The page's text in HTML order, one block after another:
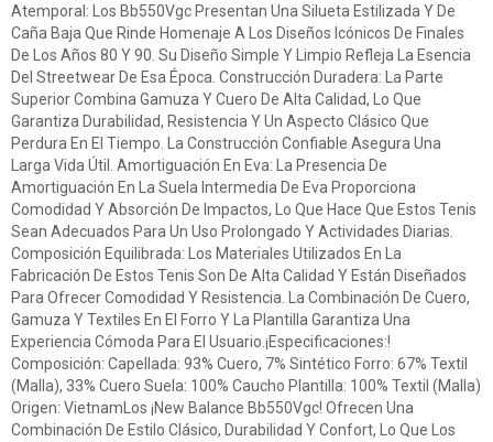
Atemporal: Los Bb550Vgc Presentan Una Silueta Estilizada Y De
Caña Baja Que Rinde Homenaje A Los Diseños Icónicos De Finales
De Los Años 80 Y 90. Su Diseño Simple Y Limpio Refleja La Esencia
Del Streetwear De Esa Época. Construcción Duradera: La Parte
Superior Combina Gamuza Y Cuero De Alta Calidad, Lo Que
Garantiza Durabilidad, Resistencia Y Un Aspecto Clásico Que
Perdura En El Tiempo. La Construcción Confiable Asegura Una
Larga Vida Útil. Amortiguación En Eva: La Presencia De
Amortiguación En La Suela Intermedia De Eva Proporciona
Comodidad Y Absorción De Impactos, Lo Que Hace Que Estos Tenis
Sean Adecuados Para Un Uso Prolongado Y Actividades Diarias.
Composición Equilibrada: Los Materiales Utilizados En La
Fabricación De Estos Tenis Son De Alta Calidad Y Están Diseñados
Para Ofrecer Comodidad Y Resistencia. La Combinación De Cuero,
Gamuza Y Textiles En El Forro Y La Plantilla Garantiza Una
Experiencia Cómoda Para El Usuario.¡Especificaciones:!
Composición: Capellada: 93% Cuero, 7% Sintético Forro: 67% Textil
(Malla), 33% Cuero Suela: 100% Caucho Plantilla: 100% Textil (Malla)
Origen: VietnamLos ¡New Balance Bb550Vgc! Ofrecen Una
Combinación De Estilo Clásico, Durabilidad Y Confort, Lo Que Los